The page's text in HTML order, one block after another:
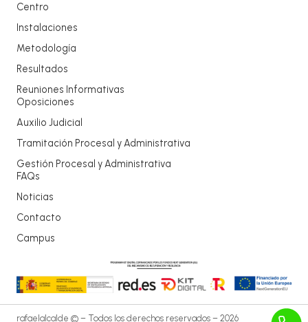
Centro
Instalaciones
Metodología
Resultados
Reuniones Informativas
Oposiciones
Auxilio Judicial
Tramitación Procesal y Administrativa
Gestión Procesal y Administrativa
FAQs
Noticias
Contacto
Campus
rafaelalcalde © – Todos los derechos reservados – 2026